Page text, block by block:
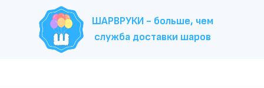
ШАРВРУКИ - больше, чем
служба доставки шаров